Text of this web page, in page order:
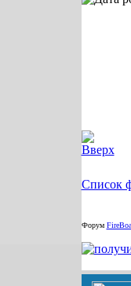
Список
Форум